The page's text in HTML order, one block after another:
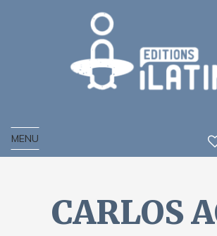
MENU
CARLOS